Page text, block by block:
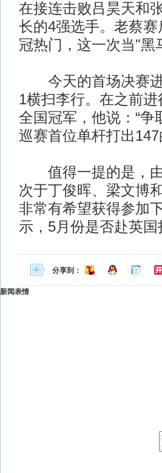
在接连击败吕昊天和
长的4强选手。老蔡
冠热门，这一次当"黑
今天的首场决赛进
1横扫李行。在之前
全国冠军，他说：“争
巡赛首位单杆打出
值得一提的是，由
次于丁俊晖、梁文博
非常有希望获得参加
示，5月份是否赴英
分享到：
新闻表情